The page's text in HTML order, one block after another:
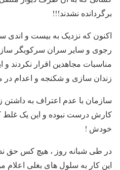
برگردانده نشدند!!!
اکنون که نزدیک به بیست و اندی
رجوی و سایر سران سرکوبگر
مناسبات مجاهدین اقرار نکردند
زندان سازی و شکنجه و اعدام در
سازمان با عدم اعتراف به داشتن
کارش درست نبوده و این یک
خودش !
در طی شبانه روز ، هیچ کس حق
این کار به سلول های بغلی اعلام